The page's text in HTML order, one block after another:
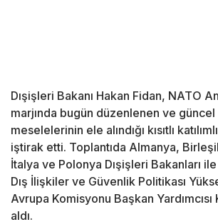
Dışişleri Bakanı Hakan Fidan, NATO
marjında bugün düzenlenen ve
meselelerinin ele alındığı kısıtlı
iştirak etti. Toplantıda Almanya,
İtalya ve Polonya Dışişleri Bakanları
Dış İlişkiler ve Güvenlik Politikası
Avrupa Komisyonu Başkan
aldı.